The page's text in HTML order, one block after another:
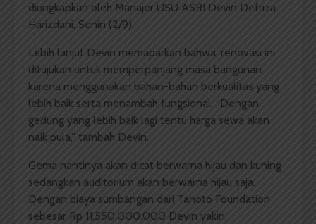
diungkapkan oleh Manajer USU ASRI Devin Defriza
Harizdani, Senin (2/9).
Lebih lanjut Devin memaparkan bahwa, renovasi ini
ditujukan untuk memperpanjang masa bangunan
karena menggunakan bahan-bahan berkualitas yang
lebih baik serta menambah fungsional. “Dengan
gedung yang lebih baik lagi tentu harga sewa akan
naik pula,” tambah Devin.
Gema nantinya akan dicat berwarna hijau dan kuning
sedangkan auditorium akan berwarna hijau saja.
Dengan biaya sumbangan dari Tanoto Foundation
sebesar Rp 11.550.000.000 Devin yakin